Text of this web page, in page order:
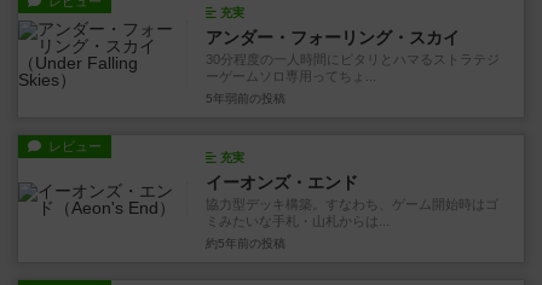
充実
アンダー・フォーリング・スカイ
30分程度の一人時間にピタリとハマるストラテジ
ーゲームソロ専用ってちょ...
5年弱前 の投稿
レビュー
充実
イーオンズ・エンド
協力型デッキ構築。すなわち、ゲーム開始時はゴ
ミみたいな手札・山札からは...
約5年前 の投稿